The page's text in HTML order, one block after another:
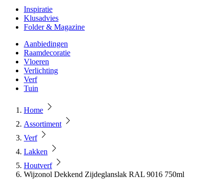
Inspiratie
Klusadvies
Folder & Magazine
Aanbiedingen
Raamdecoratie
Vloeren
Verlichting
Verf
Tuin
Home
Assortiment
Verf
Lakken
Houtverf
Wijzonol Dekkend Zijdeglanslak RAL 9016 750ml